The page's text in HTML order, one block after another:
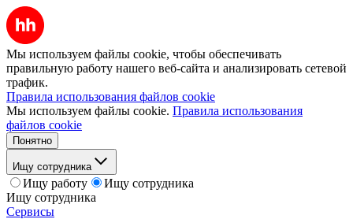
Мы используем файлы cookie, чтобы обеспечивать
правильную работу нашего веб-сайта и анализировать сетевой
трафик.
Правила использования файлов cookie
Мы используем файлы cookie. Правила использования
файлов cookie
Понятно
Ищу сотрудника
Ищу работу
Ищу сотрудника
Ищу сотрудника
Сервисы